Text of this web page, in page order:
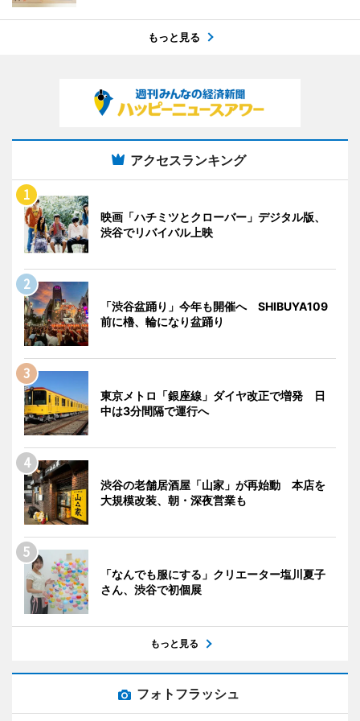
もっと見る
アクセスランキング
映画「ハチミツとクローバー」デジタル版、
渋谷でリバイバル上映
「渋谷盆踊り」今年も開催へ SHIBUYA109
前に櫓、輪になり盆踊り
東京メトロ「銀座線」ダイヤ改正で増発 日
中は3分間隔で運行へ
渋谷の老舗居酒屋「山家」が再始動 本店を
大規模改装、朝・深夜営業も
「なんでも服にする」クリエーター塩川夏子
さん、渋谷で初個展
もっと見る
フォトフラッシュ